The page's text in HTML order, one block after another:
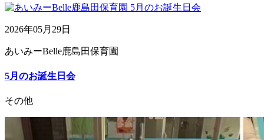
2026年05月29日
あいみーBelle鹿島田保育園
5月のお誕生日会
その他